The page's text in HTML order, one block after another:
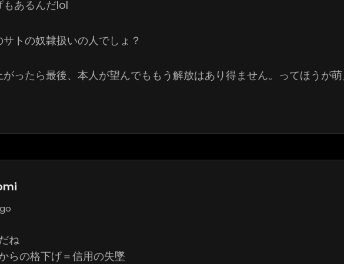
あるんだlol
トの奴隷扱いの人でしょ？
ったら最後、本人が望んでももう解放はあり得ません。ってほうが
ね
らの格下げ＝信用の失墜